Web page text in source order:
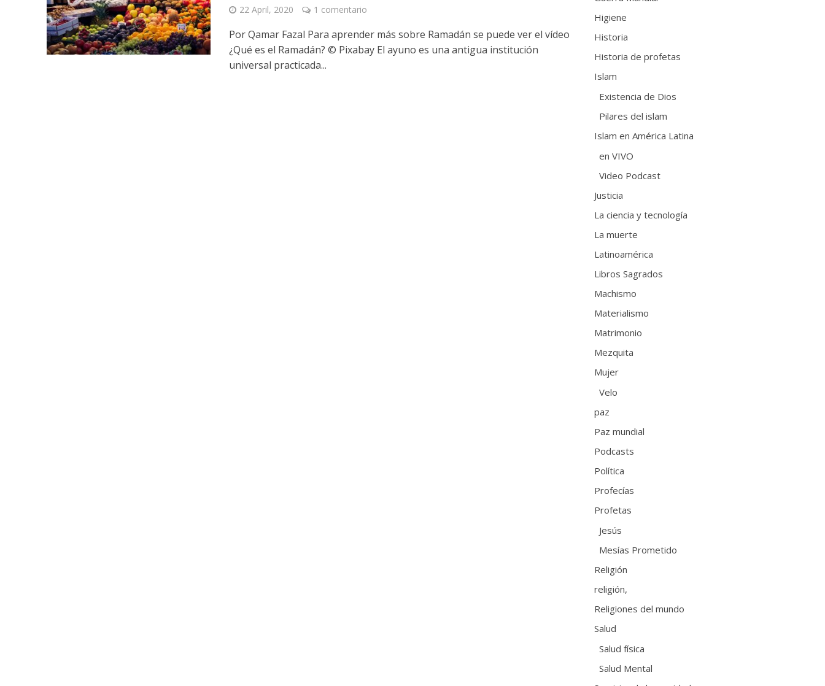
22 April, 2020 1 comentario
Por Qamar Fazal Para aprender más sobre Ramadán se puede ver el vídeo
¿Qué es el Ramadán? © Pixabay El ayuno es una antigua institución
universal practicada...
Higiene
Historia
Historia de profetas
Islam
Existencia de Dios
Pilares del islam
Islam en América Latina
en VIVO
Video Podcast
Justicia
La ciencia y tecnología
La muerte
Latinoamérica
Libros Sagrados
Machismo
Materialismo
Matrimonio
Mezquita
Mujer
Velo
paz
Paz mundial
Podcasts
Política
Profecías
Profetas
Jesús
Mesías Prometido
Religión
religión,
Religiones del mundo
Salud
Salud física
Salud Mental